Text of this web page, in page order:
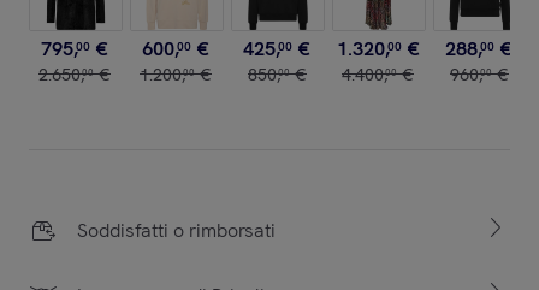
795,00 €
2.650,00 €
600,00 €
1.200,00 €
425,00 €
850,00 €
1.320,00 €
4.400,00 €
288,00 €
960,00 €
Soddisfatti o rimborsati